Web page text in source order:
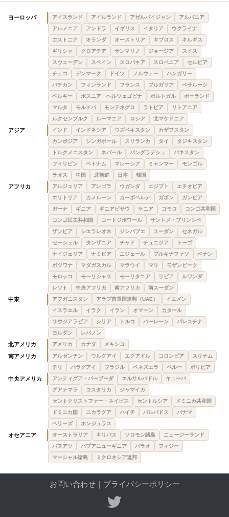
ヨーロッパ アイスランド アイルランド アゼルバイジャン
アルバニア
アルメニア
アンドラ イギリス イタリア
ウクライナ
エストニア
オランダ オーストリア キプロス
キルギス
ギリシャ
クロアチア サンマリノ ジョージア
スイス
スウェーデン
スペイン スロバキア スロベニア
セルビア
チェコ
デンマーク ドイツ ノルウェー
ハンガリー
バチカン
フィンランド フランス ブルガリア
ベラルーシ
ベルギー
ボスニア・ヘルツェゴビナ ポルトガル
ポーランド
マルタ
モルドバ モンテネグロ ラトビア
リトアニア
ルクセンブルク
ルーマニア ロシア 北マケドニア
アジア インド インドネシア ウズベキスタン
カザフスタン
カンボジア
シンガポール スリランカ タイ
タジキスタン
トルクメニスタン
ネパール バングラデシュ
パキスタン
フィリピン
ベトナム マレーシア ミャンマー
モンゴル
ラオス
中国 北朝鮮 日本 韓国
アフリカ アルジェリア アンゴラ ウガンダ エジプト
エチオピア
エリトリア
カメルーン カーボベルデ ガボン
ガンビア
ガーナ
ギニア ギニアビサウ ケニア コモロ
コンゴ共和国
コンゴ民主共和国
コートジボワール
サントメ・プリンシペ
ザンビア
シエラレオネ ジンバブエ スーダン
セネガル
セーシェル
タンザニア チャド チュニジア
トーゴ
ナイジェリア
ナミビア ニジェール ブルキナファソ
ベナン
ボツワナ
マダガスカル マラウイ マリ
モザンビーク
モロッコ
モーリシャス モーリタニア リビア
ルワンダ
レソト
中央アフリカ 南アフリカ 南スーダン
中東 アフガニスタン アラブ首長国連邦（UAE）
イエメン
イスラエル
イラク イラン オマーン
カタール
サウジアラビア
シリア トルコ バーレーン
パレスチナ
ヨルダン
レバノン
北アメリカ アメリカ カナダ メキシコ
南アメリカ アルゼンチン ウルグアイ エクアドル コロンビア
スリナム
チリ
パラグアイ ブラジル ベネズエラ ペルー ボリビア
中央アメリカ アンティグア・バーブーダ エルサルバドル
キューバ
グアテマラ
コスタリカ
ジャマイカ
セントクリストファー・ネイビス
セントルシア
ドミニカ共和国
ドミニカ国
ニカラグア ハイチ バルバドス
パナマ
ベリーズ
ホンジュラス
オセアニア オーストラリア キリバス ソロモン諸島
ニュージーランド
バヌアツ
パプアニューギニア パラオ
フィジー
マーシャル諸島
ミクロネシア連邦
お問い合わせ｜ プライバシーポリシー